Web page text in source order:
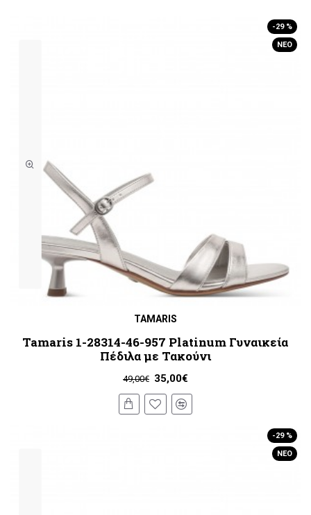
ΝΈΟ
-29 %
TAMARIS
Tamaris 1-28314-46-957 Platinum Γυναικεία
Πέδιλα με Τακούνι
35,00€
49,00€
ΝΈΟ
-29 %